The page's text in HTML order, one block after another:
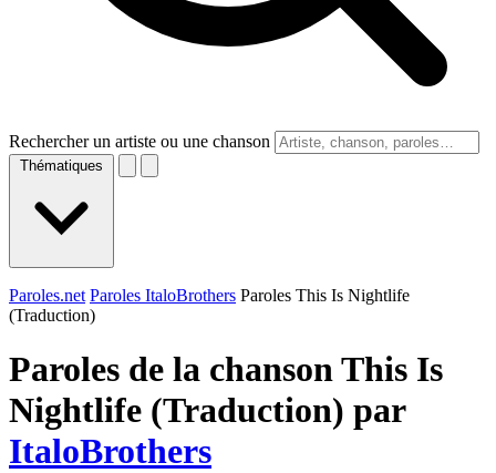
Rechercher un artiste ou une chanson
Thématiques
Paroles.net Paroles ItaloBrothers Paroles This Is Nightlife
(Traduction)
Paroles de la chanson This Is
Nightlife (Traduction) par
ItaloBrothers